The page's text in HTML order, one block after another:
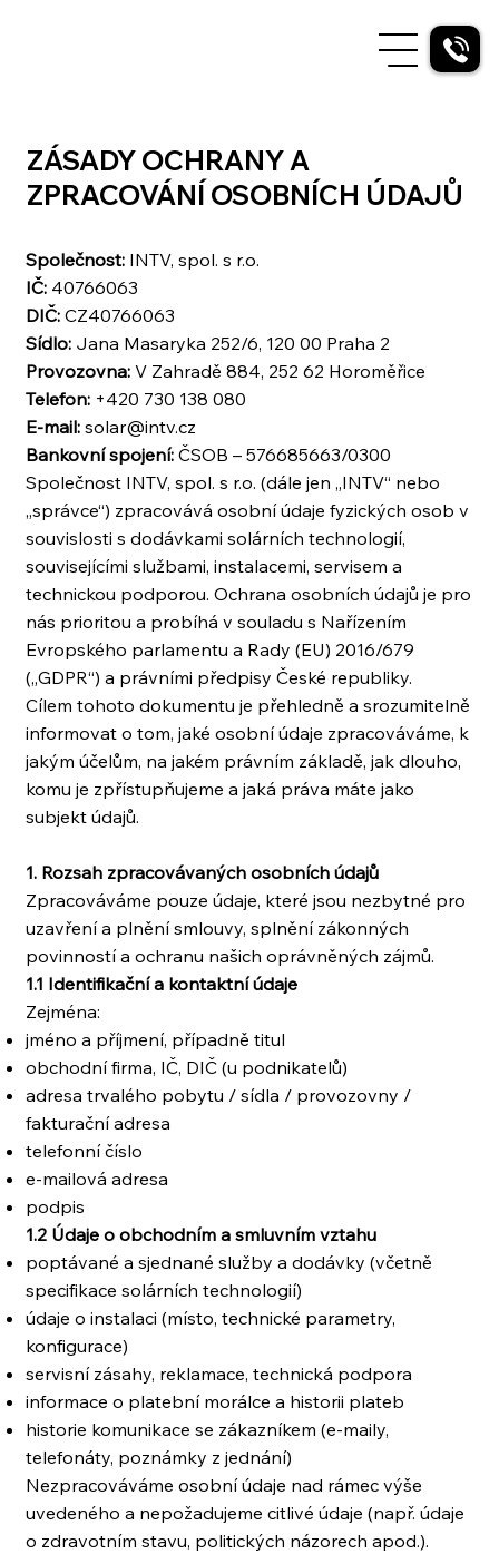
ZÁSADY OCHRANY A
ZPRACOVÁNÍ OSOBNÍCH ÚDAJŮ
Společnost: INTV, spol. s r.o.
IČ: 40766063
DIČ: CZ40766063
Sídlo: Jana Masaryka 252/6, 120 00 Praha 2
Provozovna: V Zahradě 884, 252 62 Horoměřice
Telefon:+420 730 138 080
E-mail: solar@intv.cz
Bankovní spojení: ČSOB – 576685663/0300
Společnost INTV, spol. s r.o. (dále jen „INTV“ nebo
„správce“) zpracovává osobní údaje fyzických osob v
souvislosti s dodávkami solárních technologií,
souvisejícími službami, instalacemi, servisem a
technickou podporou. Ochrana osobních údajů je pro
nás prioritou a probíhá v souladu s Nařízením
Evropského parlamentu a Rady (EU) 2016/679
(„GDPR“) a právními předpisy České republiky.
Cílem tohoto dokumentu je přehledně a srozumitelně
informovat o tom, jaké osobní údaje zpracováváme, k
jakým účelům, na jakém právním základě, jak dlouho,
komu je zpřístupňujeme a jaká práva máte jako
subjekt údajů.
1. Rozsah zpracovávaných osobních údajů
Zpracováváme pouze údaje, které jsou nezbytné pro
uzavření a plnění smlouvy, splnění zákonných
povinností a ochranu našich oprávněných zájmů.
1.1 Identifikační a kontaktní údaje
Zejména:
jméno a příjmení, případně titul
obchodní firma, IČ, DIČ (u podnikatelů)
adresa trvalého pobytu / sídla / provozovny /
fakturační adresa
telefonní číslo
e-mailová adresa
podpis
1.2 Údaje o obchodním a smluvním vztahu
poptávané a sjednané služby a dodávky (včetně
specifikace solárních technologií)
údaje o instalaci (místo, technické parametry,
konfigurace)
servisní zásahy, reklamace, technická podpora
informace o platební morálce a historii plateb
historie komunikace se zákazníkem (e-maily,
telefonáty, poznámky z jednání)
Nezpracováváme osobní údaje nad rámec výše
uvedeného a nepožadujeme citlivé údaje (např. údaje
o zdravotním stavu, politických názorech apod.).